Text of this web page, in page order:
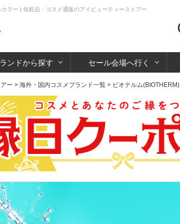
ラー | 化粧品・コスメ通販のアイビューティーストアー
ンドから探す セール会場へ行く
ー > 海外・国内コスメブランド一覧 > ビオテルム(BIOTHERM)